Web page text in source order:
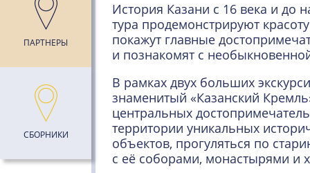
ПАРТНЕРЫ
СБОРНИКИ
История Казани с 16 века и до
тура продемонстрируют
покажут главные
и познакомят с
В рамках двух больших
знаменитый «Казанский
центральных
территории уникальных
объектов, прогуляться по
с её соборами, монастырями и